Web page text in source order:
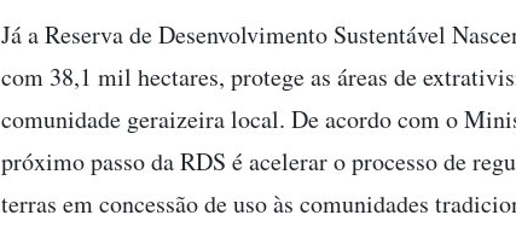
Já a Reserva de Desenvolvimento Sustentável
com 38,1 mil hectares, protege as áreas de
comunidade geraizeira local. De acordo com o
próximo passo da RDS é acelerar o processo de
terras em concessão de uso às comunidades